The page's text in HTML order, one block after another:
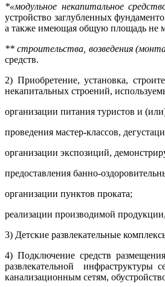
*«модульное некапитальное
устройство заглубленных
а также имеющая общую площадь не
** строительства, возведения
средств.
2) Приобретение, установка,
некапитальных строений,
организации питания туристов и
проведения мастер-классов,
организации экспозиций,
предоставления банно-
организации пунктов проката;
реализации производимой
3) Детские развлекательные
4) Подключение средств
развлекательной инфраструктуры
канализационным сетям,